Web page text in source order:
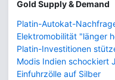
Gold Supply & Demand
Platin-Autokat-
Elektromobilität "länger
Platin-Investitionen
Modis Indien schockiert
Einfuhrzölle auf Silber